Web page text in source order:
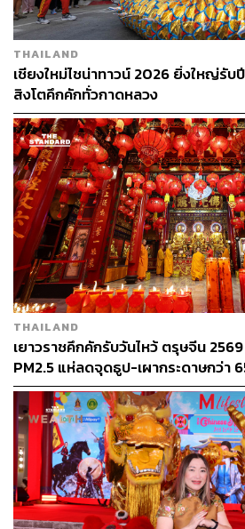
1. ห้องอาหารจีน Silk Road
อิ่มอร่อยไปกับหลากหลายเมนูมงคลส
สร้างสรรค์ของเชฟเชงกัมซิง ชาวฮ่อ
ไม่ว่าจะเป็นซุปตรุษจีนปลอดภัยตลอด
ส่วนผสมของรากบัว สะโพกหมู และแฮ
ทะเล,หอยนางรมในถ้วย, ลูกชิ้นกุ้งนึ่ง
ปลาค็อดทอดซอสพริก 3 สี, ผัดหมี่แบ
ปลาเก๋าดำนึ่งซีอิ๊ว, หมูหัน, รังนกแปะ
และที่ขาดเลยไม่ได้ก็คือหยี่ซังปลาแ
ทุกคนล้วนลงความเห็นว่าชอบเนื้อป
งอั่งเปาที่นำมาโรยกันถ้วนหน้า
THAILAND
เชียงใหม่ไชน่าทาวน์ 2026 ยิ่งใหญ่รั
สิงโตคึกคักทั่วกาดหลวง
THAILAND
เยาวราชคึกคักรับวันไหว้ ตรุษจีน
PM2.5 แห่ลดจุดธูป-เผากระดาษกว่า